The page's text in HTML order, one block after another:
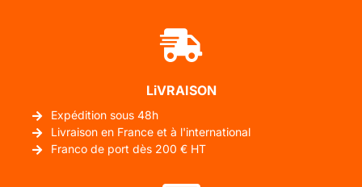
LiVRAISON
Expédition sous 48h
Livraison en France et à l'international
Franco de port dès 200 € HT